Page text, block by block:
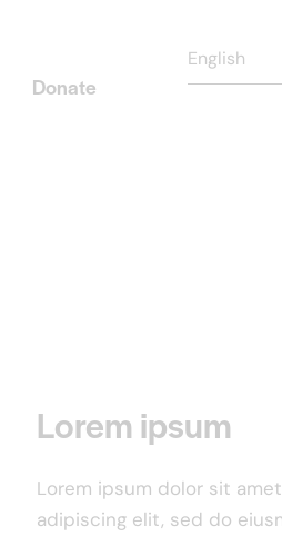
Donate
Lorem ipsum
Lorem ipsum dolor sit
adipiscing elit, sed do